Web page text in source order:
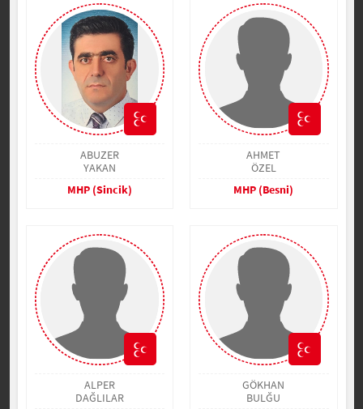
ABUZER
YAKAN
MHP (Sincik)
AHMET
ÖZEL
MHP (Besni)
ALPER
DAĞLILAR
GÖKHAN
BULĞU